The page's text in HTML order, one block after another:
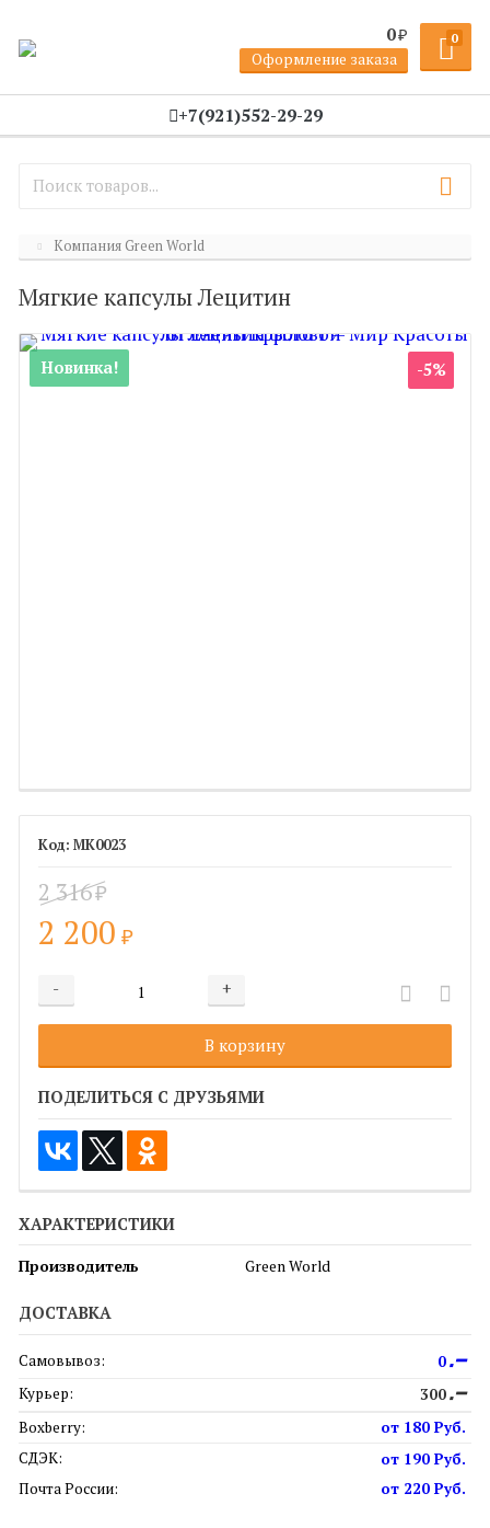
0
0₽
Оформление заказа
+7(921)552-29-29
Компания Green World
Мягкие капсулы Лецитин
-5%
Новинка!
МК0023
2 316₽
2 200₽
- +
Добавляется...
В корзину
Добавлен
ПОДЕЛИТЬСЯ С ДРУЗЬЯМИ
ХАРАКТЕРИСТИКИ
Производитель Green World
ДОСТАВКА
Самовывоз: 0Р
Курьер: 300Р
Boxberry:
от 180 Руб.
СДЭК:
от 190 Руб.
Почта России:
от 220 Руб.